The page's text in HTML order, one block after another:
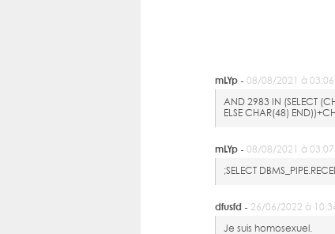
mLYp - 08/08/2021 à 03:06
AND 2983 IN (SELECT
ELSE CHAR(48)
mLYp - 08/08/2021 à 03:07
;SELECT
dfusfd - 26/06/2022 à
Je suis homosexuel.